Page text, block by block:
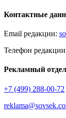
Контактные
Email редакции:
Телефон
Рекламный
+7 (499) 288-00-72